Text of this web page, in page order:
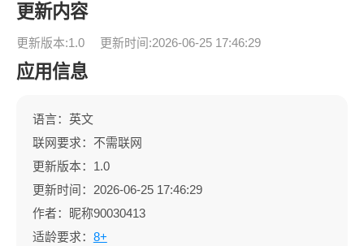
更新内容
更新版本:1.0 更新时间:2026-06-25 17:46:29
应用信息
语言：英文
联网要求：不需联网
更新版本：1.0
更新时间：2026-06-25 17:46:29
作者：昵称90030413
适龄要求： 8+